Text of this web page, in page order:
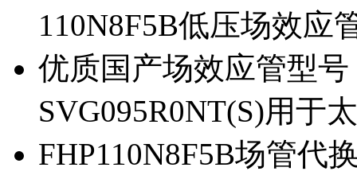
110N8F5B低压场效应
优质国产场效应管型
SVG095R0NT(S)用于
FHP110N8F5B场管代